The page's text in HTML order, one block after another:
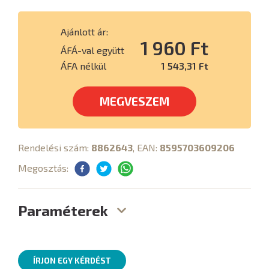
Ajánlott ár:
ÁFÁ-val együtt
1 960 Ft
ÁFA nélkül 1 543,31 Ft
MEGVESZEM
Rendelési szám: 8862643, EAN: 8595703609206
Megosztás:
Paraméterek
ÍRJON EGY KÉRDÉST